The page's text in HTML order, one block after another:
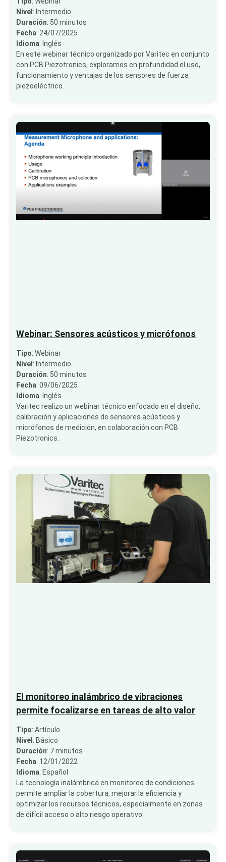
Nivel : Intermedio
Duración: 50 minutos
Fecha: 24/07/2025
Idioma: Inglés
En este webinar técnico organizado por Varitec en conjunto
con PCB Piezotronics, exploramos en profundidad el uso,
funcionamiento y ventajas de los sensores de fuerza
piezoeléctrico.
Webinar: Sensores acústicos y micrófonos
Tipo: Webinar
Nivel : Intermedio
Duración: 50 minutos
Fecha: 09/06/2025
Idioma: Inglés
Varitec realizo un webinar técnico enfocado en el diseño,
calibración y aplicaciones de sensores acústicos y
micrófonos de medición, en colaboración con PCB
Piezotronics.
El monitoreo inalámbrico de vibraciones
permite focalizarse en tareas de alto valor
Tipo: Artículo
Nivel : Básico
Duración: 7 minutos
Fecha: 12/01/2022
Idioma: Español
La tecnología inalámbrica en monitoreo de condiciones
permite ampliar la cobertura, mejorar la eficiencia y
optimizar los recursos técnicos, especialmente en zonas
de difícil acceso o alto riesgo operativo.